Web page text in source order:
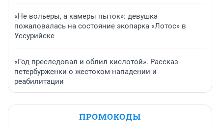
«Не вольеры, а камеры пыток»: девушка
пожаловалась на состояние экопарка «Лотос» в
Уссурийске
«Год преследовал и облил кислотой». Рассказ
петербурженки о жестоком нападении и
реабилитации
ПРОМОКОДЫ